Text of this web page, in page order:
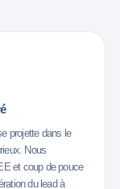
projette dans le
Nous
et coup de pouce
du lead à